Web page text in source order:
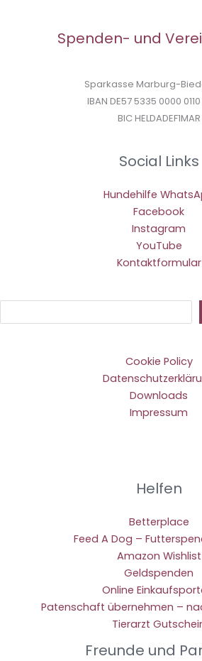
Spenden- und
Sparkasse Marburg-
IBAN DE57 5335 0000 0110
BIC HELDADEF1MAR
Social Links
Hundehilfe
Facebook
Instagram
YouTube
Kontaktformular
Cookie Policy
Downloads
Impressum
Helfen
Betterplace
Feed A Dog –
Amazon Wishlist
Geldspenden
Online
Patenschaft übernehmen –
Tierarzt
Freunde und